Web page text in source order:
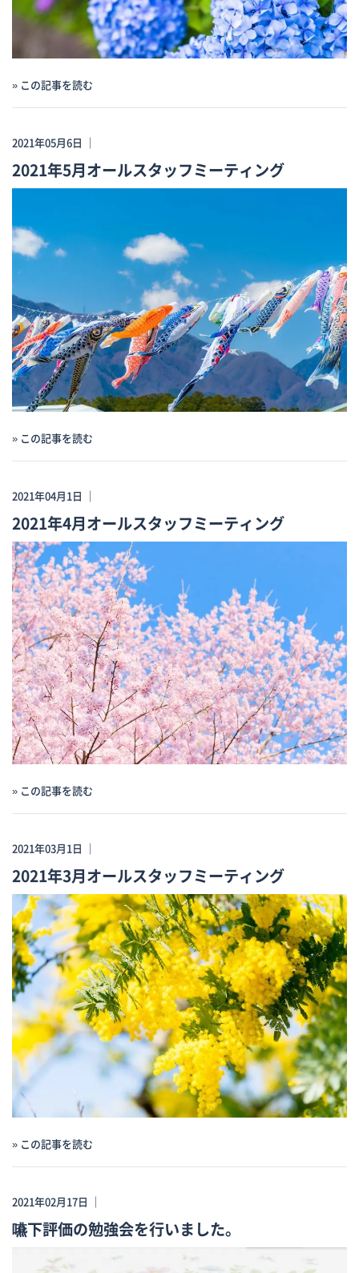
» この記事を読む
2021年05月6日 ｜
2021年5月オールスタッフミーティング
» この記事を読む
2021年04月1日 ｜
2021年4月オールスタッフミーティング
» この記事を読む
2021年03月1日 ｜
2021年3月オールスタッフミーティング
» この記事を読む
2021年02月17日 ｜
嚥下評価の勉強会を行いました。